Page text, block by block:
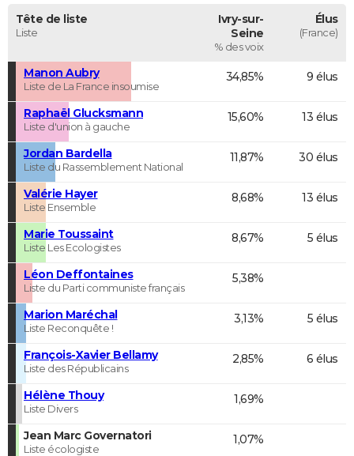
Tête de liste
Liste
Ivry-sur-
Seine
% des voix
Élus
(France)
Manon Aubry
Liste de La France insoumise
34,85% 9 élus
Raphaël Glucksmann
Liste d'union à gauche
15,60% 13 élus
Jordan Bardella
Liste du Rassemblement National
11,87% 30 élus
Valérie Hayer
Liste Ensemble
8,68% 13 élus
Marie Toussaint
Liste Les Ecologistes
8,67% 5 élus
Léon Deffontaines
Liste du Parti communiste français
5,38%
Marion Maréchal
Liste Reconquête !
3,13% 5 élus
François-Xavier Bellamy
Liste des Républicains
2,85% 6 élus
Hélène Thouy
Liste Divers
1,69%
Jean Marc Governatori
Liste écologiste
1,07%